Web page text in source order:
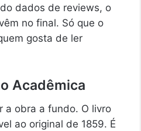
dados de reviews, o
no final. Só que o
gosta de ler
Acadêmica
a obra a fundo. O livro
ao original de 1859. É